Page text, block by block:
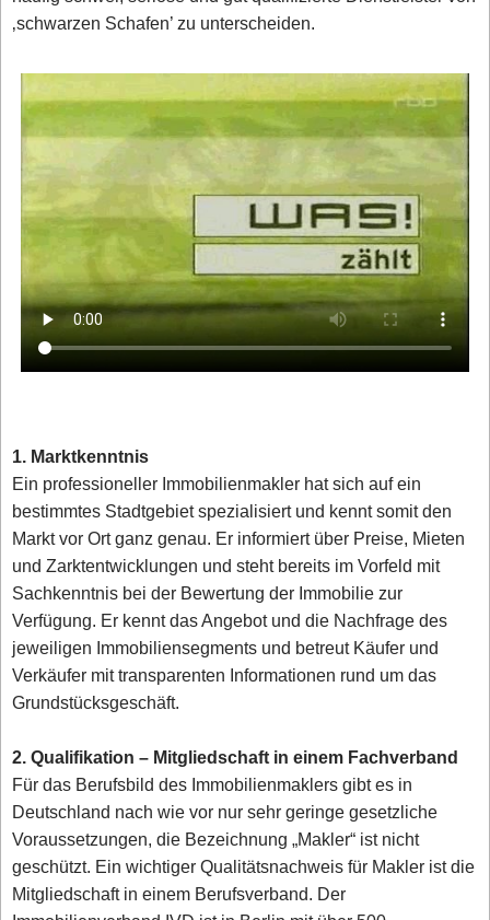
‚schwarzen Schafen’ zu unterscheiden.
1. Marktkenntnis
Ein professioneller Immobilienmakler hat sich auf ein
bestimmtes Stadtgebiet spezialisiert und kennt somit den
Markt vor Ort ganz genau. Er informiert über Preise, Mieten
und Zarktentwicklungen und steht bereits im Vorfeld mit
Sachkenntnis bei der Bewertung der Immobilie zur
Verfügung. Er kennt das Angebot und die Nachfrage des
jeweiligen Immobiliensegments und betreut Käufer und
Verkäufer mit transparenten Informationen rund um das
Grundstücksgeschäft.
2. Qualifikation – Mitgliedschaft in einem Fachverband
Für das Berufsbild des Immobilienmaklers gibt es in
Deutschland nach wie vor nur sehr geringe gesetzliche
Voraussetzungen, die Bezeichnung „Makler“ ist nicht
geschützt. Ein wichtiger Qualitätsnachweis für Makler ist die
Mitgliedschaft in einem Berufsverband. Der